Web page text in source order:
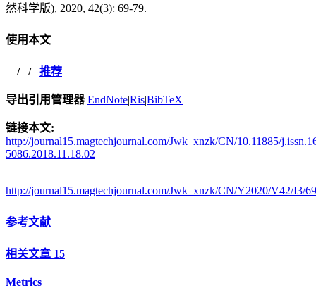
然科学版), 2020, 42(3): 69-79.
使用本文
/ / 推荐
导出引用管理器 EndNote|Ris|BibTeX
链接本文:
http://journal15.magtechjournal.com/Jwk_xnzk/CN/10.11885/
5086.2018.11.18.02
http://journal15.magtechjournal.com/Jwk_xnzk/CN/Y2020/V42/I3/69
参考文献
相关文章 15
Metrics